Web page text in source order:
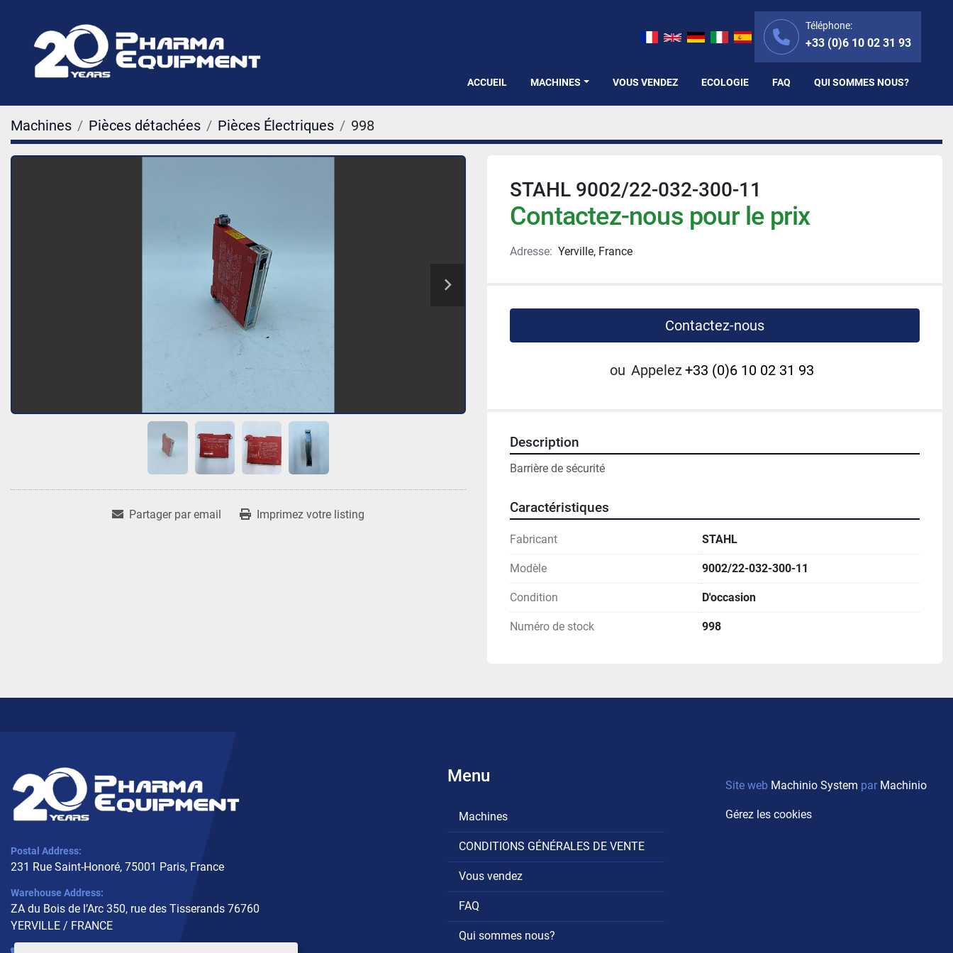
Téléphone:
+33 (0)6 10 02 31 93
ACCUEIL MACHINES VOUS VENDEZ ECOLOGIE FAQ QUI SOMMES NOUS?
Machines Pièces détachées Pièces Électriques 998
Partager par email Imprimez votre listing
STAHL 9002/22-032-300-11
Contactez-nous pour le prix
Adresse: Yerville, France
Contactez-nous
ou Appelez+33 (0)6 10 02 31 93
Description
Barrière de sécurité
Caractéristiques
Fabricant STAHL
Modèle 9002/22-032-300-11
Condition D'occasion
Numéro de stock 998
Postal Address:
231 Rue Saint-Honoré, 75001 Paris, France
Warehouse Address:
ZA du Bois de l’Arc 350, rue des Tisserands 76760
YERVILLE / FRANCE
Menu
Machines
CONDITIONS GÉNÉRALES DE VENTE
Vous vendez
FAQ
Qui sommes nous?
Site web Machinio System par Machinio
Gérez les cookies